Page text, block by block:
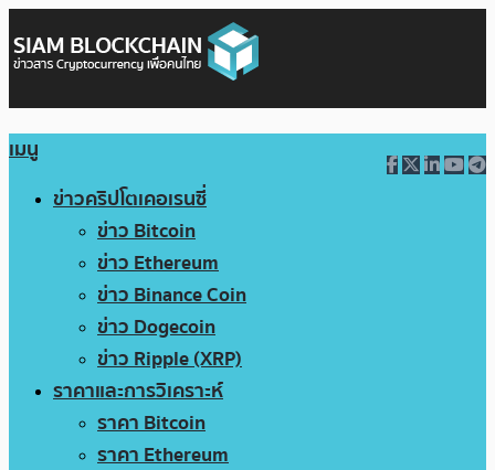
เมนู
ข่าวคริปโตเคอเรนซี่
ข่าว Bitcoin
ข่าว Ethereum
ข่าว Binance Coin
ข่าว Dogecoin
ข่าว Ripple (XRP)
ราคาและการวิเคราะห์
ราคา Bitcoin
ราคา Ethereum